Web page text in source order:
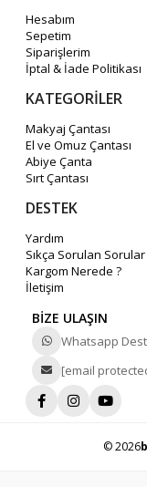
Hesabım
Sepetim
Siparişlerim
İptal & İade Politikası
KATEGORİLER
Makyaj Çantası
El ve Omuz Çantası
Abiye Çanta
Sırt Çantası
DESTEK
Yardım
Sıkça Sorulan Sorular
Kargom Nerede ?
İletişim
BİZE ULAŞIN
Whatsapp
[email
© 2026